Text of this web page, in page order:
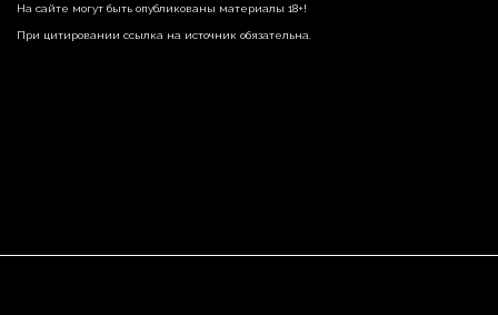
На сайте могут быть опубликованы материалы 18+!
При цитировании ссылка на источник обязательна.